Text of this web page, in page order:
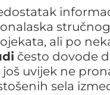
ali po
često dovode
još uvijek ne
sela